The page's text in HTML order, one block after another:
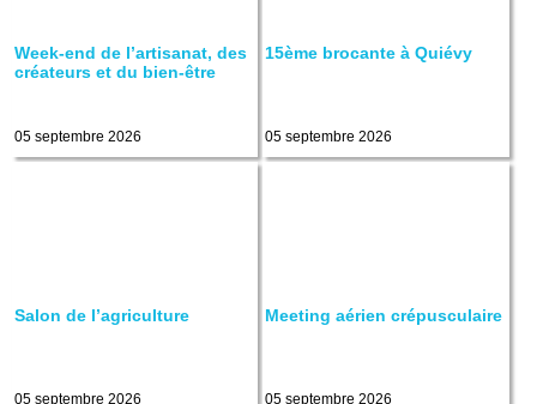
Week-end de l’artisanat, des
créateurs et du bien-être
05 septembre 2026
15ème brocante à Quiévy
05 septembre 2026
Salon de l’agriculture
05 septembre 2026
Meeting aérien crépusculaire
05 septembre 2026